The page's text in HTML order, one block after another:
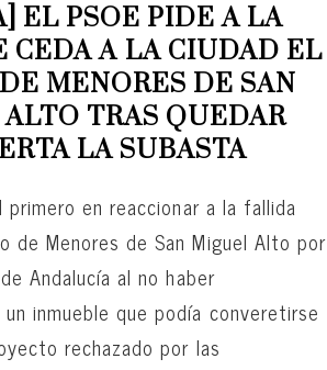
EL PSOE PIDE A LA
CEDA A LA CIUDAD EL
MENORES DE SAN
TRAS QUEDAR
LA SUBASTA
primero en reaccionar a la fallida
de Menores de San Miguel Alto por
Andalucía al no haber
inmueble que podía converetirse
rechazado por las